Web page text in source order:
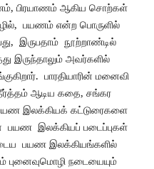
பிரயாணம் ஆகிய சொற்கள்
பயணம் என்ற பொருளில்
இருபதாம் நூற்றாண்டில்
இருந்தாலும் அவர்களில்
பாரதியாரின் மனைவி
ஆடிய கதை, சங்கர
இலக்கியக் கட்டுரைகளை
பயண இலக்கியப் படைப்புகள்
பயண இலக்கியங்களில்
புனைவுமொழி நடையையும்